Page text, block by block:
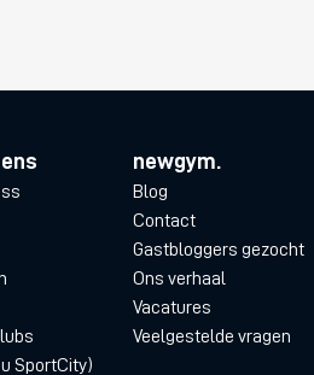
SportCity)
newgym.
Blog
Contact
Gastbloggers gezocht
Ons verhaal
Vacatures
Veelgestelde vragen